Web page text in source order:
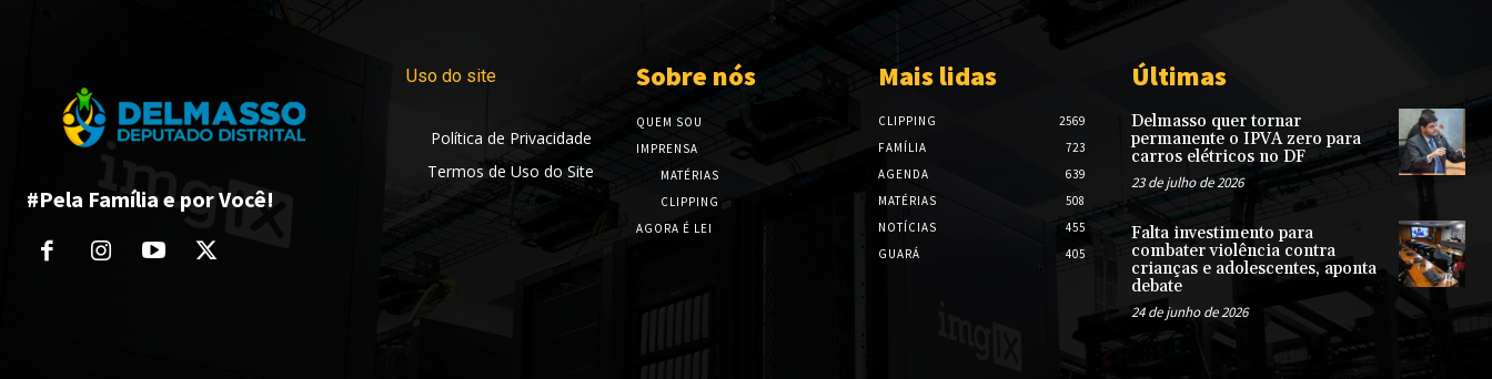
#Pela Família e por Você!
Uso do site
Política de Privacidade
Termos de Uso do Site
Sobre nós
QUEM SOU
IMPRENSA
MATÉRIAS
CLIPPING
AGORA É LEI
Mais lidas
CLIPPING
2569
FAMÍLIA
723
AGENDA
639
MATÉRIAS
508
NOTÍCIAS
455
GUARÁ
405
Últimas
Delmasso quer tornar
permanente o IPVA zero para
carros elétricos no DF
23 de julho de 2026
Falta investimento para
combater violência contra
crianças e adolescentes, aponta
debate
24 de junho de 2026